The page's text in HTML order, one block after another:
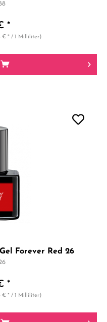
*
€ * / 1 Milliliter)
Forever Red 26
*
€ * / 1 Milliliter)